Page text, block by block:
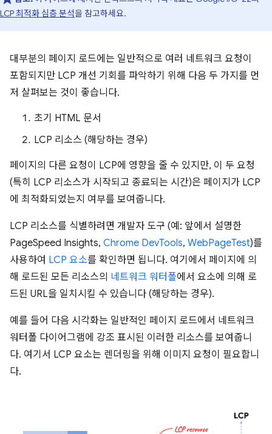
LCP 최적화 심층 분석을 참고하세요.
대부분의 페이지 로드에는 일반적으로 여러 네트워크 요청이
포함되지만 LCP 개선 기회를 파악하기 위해 다음 두 가지를 먼
저 살펴보는 것이 좋습니다.
초기 HTML 문서
LCP 리소스 (해당하는 경우)
페이지의 다른 요청이 LCP에 영향을 줄 수 있지만, 이 두 요청
(특히 LCP 리소스가 시작되고 종료되는 시간)은 페이지가 LCP
에 최적화되었는지 여부를 보여줍니다.
LCP 리소스를 식별하려면 개발자 도구 (예: 앞에서 설명한
PageSpeed Insights, Chrome DevTools, WebPageTest)를
사용하여 LCP 요소를 확인하면 됩니다. 여기에서 페이지에 의
해 로드된 모든 리소스의 네트워크 워터폴에서 요소에 의해 로
드된 URL을 일치시킬 수 있습니다 (해당하는 경우).
예를 들어 다음 시각화는 일반적인 페이지 로드에서 네트워크
워터폴 다이어그램에 강조 표시된 이러한 리소스를 보여줍니
다. 여기서 LCP 요소는 렌더링을 위해 이미지 요청이 필요합니
다.